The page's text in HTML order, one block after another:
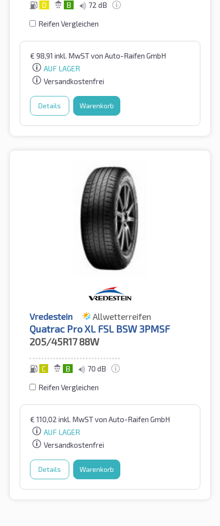
D B 72 dB
Reifen Vergleichen
€ 98,91 inkl. MwSTvon Auto-Raifen GmbH
AUF LAGER
Versandkostenfrei
Details Warenkorb
Vredestein Allwetterreifen
Quatrac Pro XL FSL BSW 3PMSF
205/45R17 88W
C B 70 dB
Reifen Vergleichen
€ 110,02 inkl. MwSTvon Auto-Raifen GmbH
AUF LAGER
Versandkostenfrei
Details Warenkorb